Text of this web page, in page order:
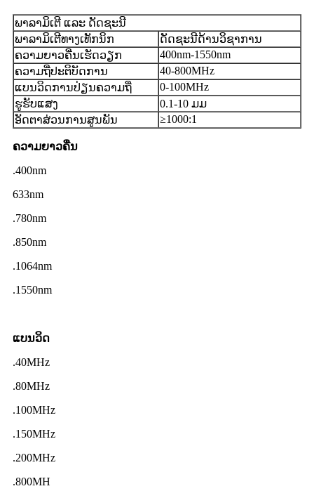
ພາລາມິເຕີ ແລະ ດັດຊະນີ
ພາລາມິເຕີທາງເທັກນິກ
ດັດຊະນີດ້ານວິຊາການ
ຄວາມຍາວຄື່ນເຮັດວຽກ
400nm-1550nm
ຄວາມຖີ່ປະຕິບັດການ
40-800MHz
ແບນວິດການປ່ຽນຄວາມຖີ່
0-100MHz
ຮູຮັບແສງ
0.1-10 ມມ
ອັດຕາສ່ວນການສູນພັນ
≥1000:1
ຄວາມຍາວຄື່ນ
.400nm
633nm
.780nm
.850nm
.1064nm
.1550nm
ແບນວິດ
.40MHz
.80MHz
.100MHz
.150MHz
.200MHz
.800MH